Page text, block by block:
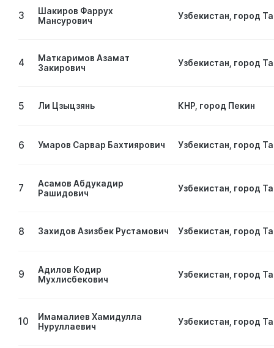
3
Шакиров Фаррух
Мансурович
Узбекистан, город
4
Маткаримов Азамат
Закирович
Узбекистан, город
5 Ли Цзыцзянь КНР, город Пекин
6 Умаров Сарвар Бахтиярович Узбекистан, город
7
Асамов Абдукадир
Рашидович
Узбекистан, город
8 Захидов Азизбек Рустамович Узбекистан, город
9
Адилов Кодир
Мухлисбекович
Узбекистан, город
10
Имамалиев Хамидулла
Нуруллаевич
Узбекистан, город